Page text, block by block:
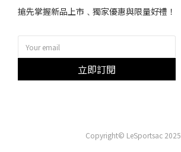
搶先掌握新品上市﹑獨家優惠與限量好禮！
立即訂閱
Copyright© LeSportsac 2025